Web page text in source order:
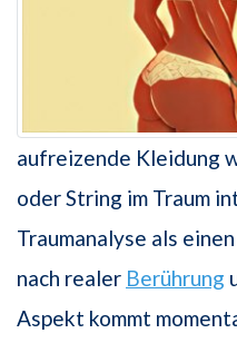
aufreizende Kleidung
oder String im Traum
Traumanalyse als
nach realer Berührung
Aspekt kommt